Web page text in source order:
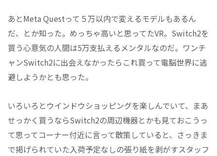
あとMeta Questって５万以内で変えるモデルもあるん
だ、とか知った。めっちゃ高いと思ってたVR。Switch2を
買う心意気の人間は5万支払えるメンタルなのだ。ワンチ
ャンSwitch2に出会えなかったらこれ買って電脳世界に逃
避しようかとも思った。
いろいろとウインドウショッピングを楽しんでいて、まあ
せっかく買うならSwitch2の周辺機器とかも見ておこうっ
て思ってコーナー付近に言って散策していると、さっきま
で掲げられていた入荷予定なしの張り紙を剥がすスタッフ